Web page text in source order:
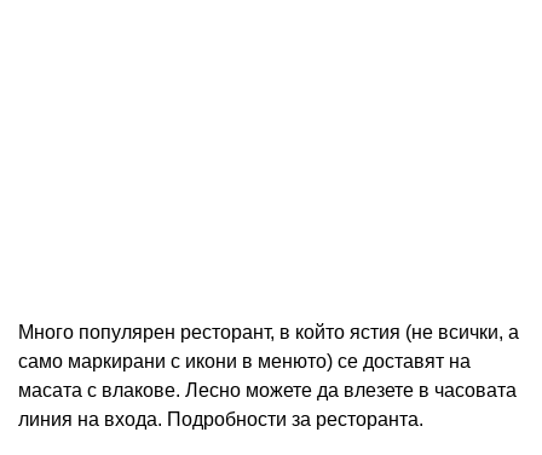
Много популярен ресторант, в който ястия (не всички, а
само маркирани с икони в менюто) се доставят на
масата с влакове. Лесно можете да влезете в часовата
линия на входа. Подробности за ресторанта.